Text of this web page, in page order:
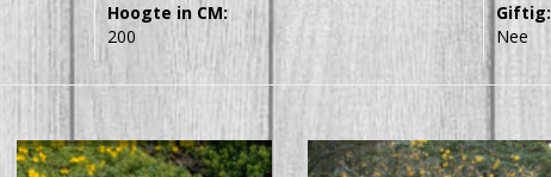
Hoogte in CM:
200
Giftig:
Nee